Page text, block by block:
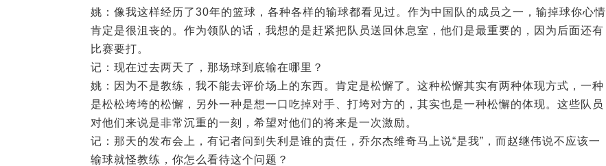
姚：像我这样经历了30年的篮球，各种各样的输球都看见过。作为中国队的成员之一，输掉球你心情
肯定是很沮丧的。作为领队的话，我想的是赶紧把队员送回休息室，他们是最重要的，因为后面还有
比赛要打。
记：现在过去两天了，那场球到底输在哪里？
姚：因为不是教练，我不能去评价场上的东西。肯定是松懈了。这种松懈其实有两种体现方式，一种
是松松垮垮的松懈，另外一种是想一口吃掉对手、打垮对方的，其实也是一种松懈的体现。这些队员
对他们来说是非常沉重的一刻，希望对他们的将来是一次激励。
记：那天的发布会上，有记者问到失利是谁的责任，乔尔杰维奇马上说“是我”，而赵继伟说不应该一
输球就怪教练，你怎么看待这个问题？